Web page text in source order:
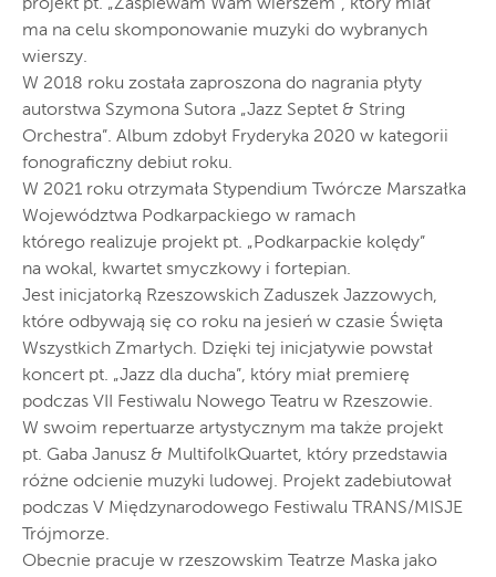
projekt pt. „Zaśpiewam Wam wierszem”, który miał
ma na celu skomponowanie muzyki do wybranych
wierszy.
W 2018 roku została zaproszona do nagrania płyty
autorstwa Szymona Sutora „Jazz Septet & String
Orchestra”. Album zdobył Fryderyka 2020 w kategorii
fonograficzny debiut roku.
W 2021 roku otrzymała Stypendium Twórcze Marszałka
Województwa Podkarpackiego w ramach
którego realizuje projekt pt. „Podkarpackie kolędy”
na wokal, kwartet smyczkowy i fortepian.
Jest inicjatorką Rzeszowskich Zaduszek Jazzowych,
które odbywają się co roku na jesień w czasie Święta
Wszystkich Zmarłych. Dzięki tej inicjatywie powstał
koncert pt. „Jazz dla ducha”, który miał premierę
podczas VII Festiwalu Nowego Teatru w Rzeszowie.
W swoim repertuarze artystycznym ma także projekt
pt. Gaba Janusz & MultifolkQuartet, który przedstawia
różne odcienie muzyki ludowej. Projekt zadebiutował
podczas V Międzynarodowego Festiwalu TRANS/MISJE
Trójmorze.
Obecnie pracuje w rzeszowskim Teatrze Maska jako